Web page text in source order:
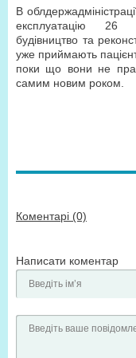
В
експлуатацію 26
будівництво та
уже приймають
поки що вони не
самим новим роком.
Коментарі (0)
Написати коментар